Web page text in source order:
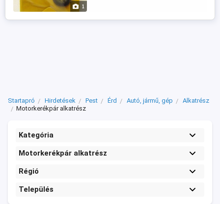
1
Startapró Hirdetések Pest Érd Autó, jármű, gép
Alkatrész
Motorkerékpár alkatrész
Kategória
Motorkerékpár alkatrész
Régió
Település